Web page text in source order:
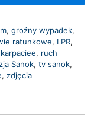
, groźny wypadek,
ratunkowe, LPR,
, ruch
Sanok, tv sanok,
, zdjęcia